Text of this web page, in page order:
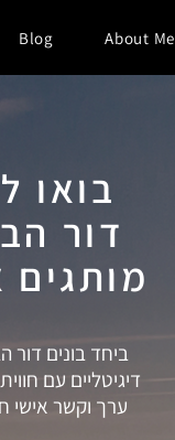
Blog About Me
בואו
דור
מותגים
ביחד בונים
דיגיטליים עם
ערך וקשר אישי